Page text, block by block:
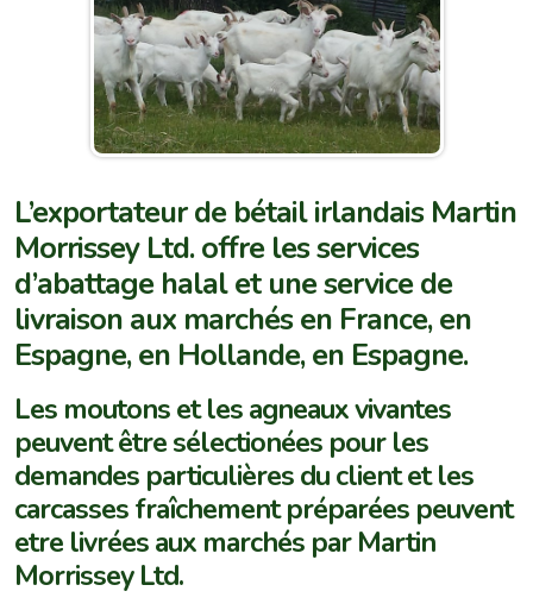
L’exportateur de bétail irlandais Martin
Morrissey Ltd. offre les services
d’abattage halal et une service de
livraison aux marchés en France, en
Espagne, en Hollande, en Espagne.
Les moutons et les agneaux vivantes
peuvent être sélectionées pour les
demandes particulières du client et les
carcasses fraîchement préparées peuvent
etre livrées aux marchés par Martin
Morrissey Ltd.